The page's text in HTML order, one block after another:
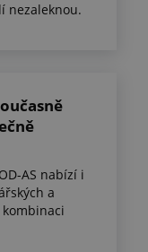
nezaleknou.
AS nabízí i
a